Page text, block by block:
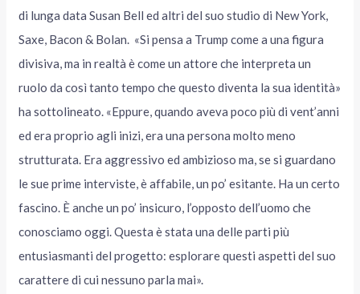
di lunga data Susan Bell ed altri del suo studio di New York,
Saxe, Bacon & Bolan. «Si pensa a Trump come a una figura
divisiva, ma in realtà è come un attore che interpreta un
ruolo da così tanto tempo che questo diventa la sua identità»
ha sottolineato. «Eppure, quando aveva poco più di vent’anni
ed era proprio agli inizi, era una persona molto meno
strutturata. Era aggressivo ed ambizioso ma, se si guardano
le sue prime interviste, è affabile, un po’ esitante. Ha un certo
fascino. È anche un po’ insicuro, l’opposto dell’uomo che
conosciamo oggi. Questa è stata una delle parti più
entusiasmanti del progetto: esplorare questi aspetti del suo
carattere di cui nessuno parla mai».